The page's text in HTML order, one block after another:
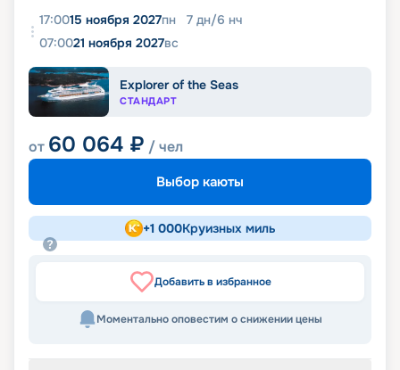
17:0015 ноября 2027пн 7 дн/6 нч
07:0021 ноября 2027вс
Explorer of the Seas
СТАНДАРТ
от 60 064 ₽ / чел
Выбор каюты
+1 000Круизных миль
Добавить в избранное
Моментально оповестим о снижении цены